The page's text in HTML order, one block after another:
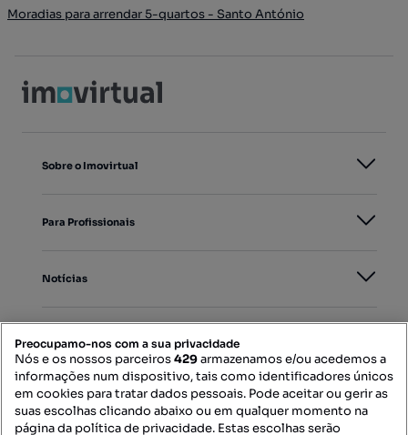
Moradias para arrendar 5-quartos - Santo António
Sobre o Imovirtual
Para Profissionais
Notícias
Mapa do Site
Preocupamo-nos com a sua privacidade
Nós e os nossos parceiros429armazenamos e/ou acedemos a
informações num dispositivo, tais como identificadores únicos
em cookies para tratar dados pessoais. Pode aceitar ou gerir as
suas escolhas clicando abaixo ou em qualquer momento na
página da política de privacidade. Estas escolhas serão